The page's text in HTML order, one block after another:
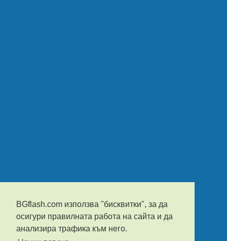
BGflash.com използва "бисквитки", за да
осигури правилната работа на сайта и да
анализира трафика към него.